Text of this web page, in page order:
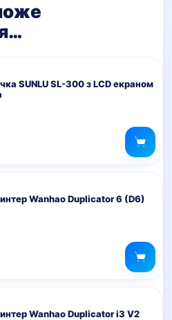
SUNLU SL-300 з LCD екраном
Wanhao Duplicator 6 (D6)
Wanhao Duplicator i3 V2